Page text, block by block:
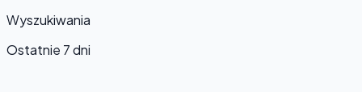
Wyszukiwania
Ostatnie 7 dni